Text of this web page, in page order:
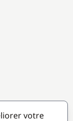
votre